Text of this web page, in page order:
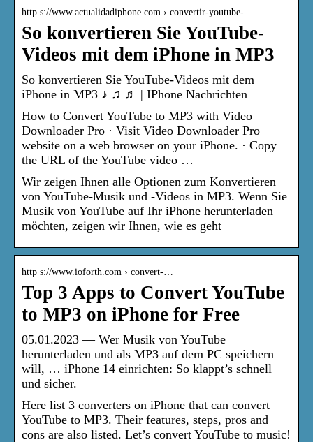
http s://www.actualidadiphone.com › convertir-youtube-…
So konvertieren Sie YouTube-
Videos mit dem iPhone in MP3
So konvertieren Sie YouTube-Videos mit dem
iPhone in MP3 ♪ ♫ ♬ | IPhone Nachrichten
How to Convert YouTube to MP3 with Video
Downloader Pro · Visit Video Downloader Pro
website on a web browser on your iPhone. · Copy
the URL of the YouTube video …
Wir zeigen Ihnen alle Optionen zum Konvertieren
von YouTube-Musik und -Videos in MP3. Wenn Sie
Musik von YouTube auf Ihr iPhone herunterladen
möchten, zeigen wir Ihnen, wie es geht
http s://www.ioforth.com › convert-…
Top 3 Apps to Convert YouTube
to MP3 on iPhone for Free
05.01.2023 — Wer Musik von YouTube
herunterladen und als MP3 auf dem PC speichern
will, … iPhone 14 einrichten: So klappt’s schnell
und sicher.
Here list 3 converters on iPhone that can convert
YouTube to MP3. Their features, steps, pros and
cons are also listed. Let’s convert YouTube to music!